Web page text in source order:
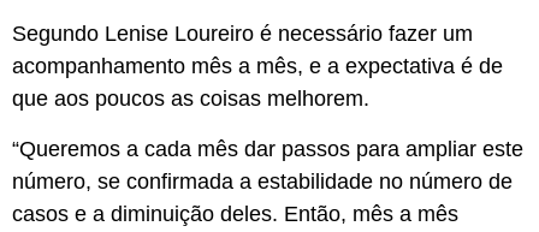
Segundo Lenise Loureiro é necessário fazer um
acompanhamento mês a mês, e a expectativa é de
que aos poucos as coisas melhorem.
“Queremos a cada mês dar passos para ampliar este
número, se confirmada a estabilidade no número de
casos e a diminuição deles. Então, mês a mês